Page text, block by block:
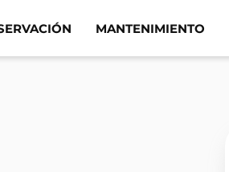
MANTENIMIENTO